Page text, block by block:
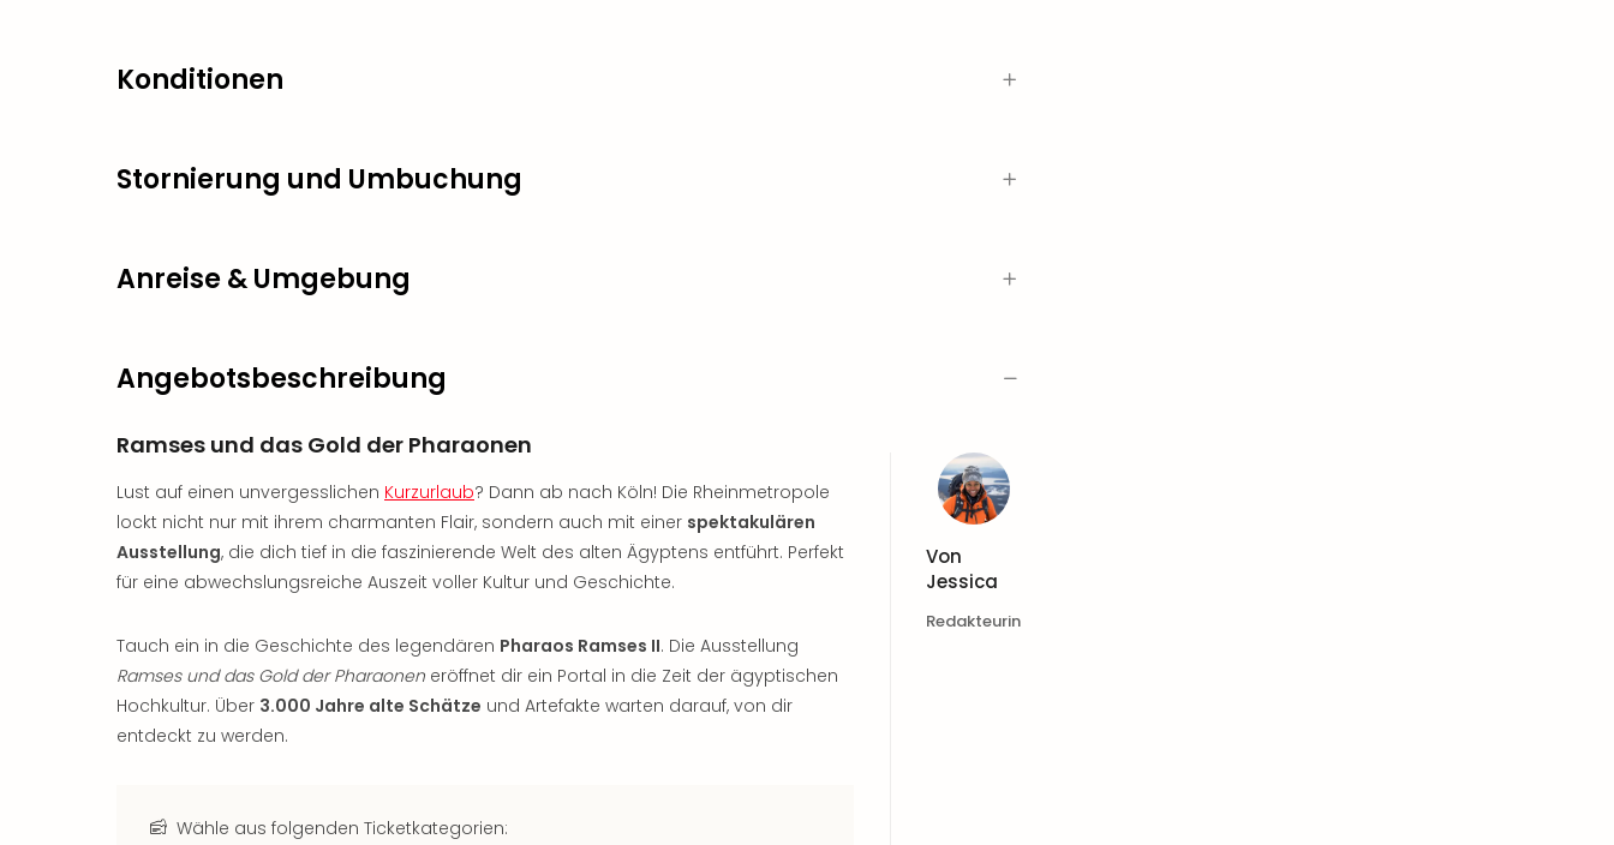
Konditionen
Stornierung und Umbuchung
Anreise & Umgebung
Angebotsbeschreibung
Ramses und das Gold der Pharaonen
Lust auf einen unvergesslichen Kurzurlaub? Dann ab nach Köln! Die Rheinmetropole
lockt nicht nur mit ihrem charmanten Flair, sondern auch mit einer spektakulären
Ausstellung, die dich tief in die faszinierende Welt des alten Ägyptens entführt. Perfekt
für eine abwechslungsreiche Auszeit voller Kultur und Geschichte.
Tauch ein in die Geschichte des legendären Pharaos Ramses II. Die Ausstellung
Ramses und das Gold der Pharaonen eröffnet dir ein Portal in die Zeit der ägyptischen
Hochkultur. Über 3.000 Jahre alte Schätze und Artefakte warten darauf, von dir
entdeckt zu werden.
Wähle aus folgenden Ticketkategorien:
Von
Jessica
Redakteurin